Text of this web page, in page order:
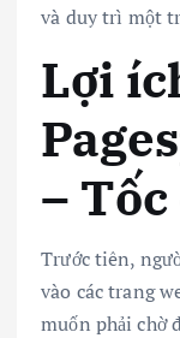
và duy trì một
Lợi
–
Trước tiên,
vào các trang
muốn phải chờ